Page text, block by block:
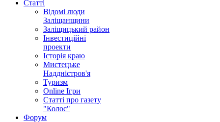
Статті
Відомі люди
Заліщанщини
Заліщицький район
Інвестиційні
проекти
Історія краю
Мистецьке
Наддністров'я
Туризм
Online Ігри
Статті про газету
"Колос"
Форум